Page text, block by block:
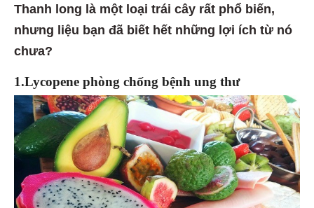
Thanh long là một loại trái cây rất phổ biến,
nhưng liệu bạn đã biết hết những lợi ích từ nó
chưa?
1.Lycopene phòng chống bệnh ung thư